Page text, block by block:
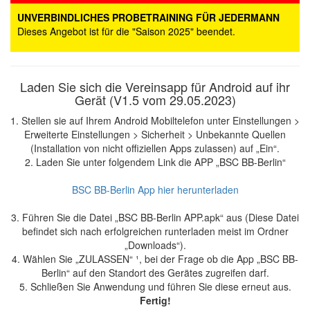
UNVERBINDLICHES PROBETRAINING FÜR JEDERMANN
Dieses Angebot ist für die "Saison 2025" beendet.
Laden Sie sich die Vereinsapp für Android auf ihr
Gerät (V1.5 vom 29.05.2023)
1. Stellen sie auf Ihrem Android Mobiltelefon unter Einstellungen >
Erweiterte Einstellungen > Sicherheit > Unbekannte Quellen
(Installation von nicht offiziellen Apps zulassen) auf „Ein“.
2. Laden Sie unter folgendem Link die APP „BSC BB-Berlin“
BSC BB-Berlin App hier herunterladen
3. Führen Sie die Datei „BSC BB-Berlin APP.apk“ aus (Diese Datei
befindet sich nach erfolgreichen runterladen meist im Ordner
„Downloads“).
4. Wählen Sie „ZULASSEN“ ¹, bei der Frage ob die App „BSC BB-
Berlin“ auf den Standort des Gerätes zugreifen darf.
5. Schließen Sie Anwendung und führen Sie diese erneut aus.
Fertig!